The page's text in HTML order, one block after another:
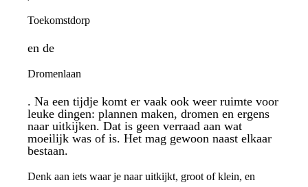
Toekomstdorp
en de
Dromenlaan
. Na een tijdje komt er vaak ook weer ruimte voor
leuke dingen: plannen maken, dromen en ergens
naar uitkijken. Dat is geen verraad aan wat
moeilijk was of is. Het mag gewoon naast elkaar
bestaan.
Denk aan iets waar je naar uitkijkt, groot of klein, en